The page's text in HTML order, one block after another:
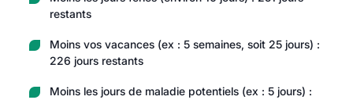
restants
Moins vos vacances (ex : 5 semaines, soit 25 jours) :
226 jours restants
Moins les jours de maladie potentiels (ex : 5 jours) :